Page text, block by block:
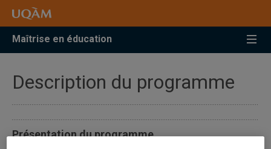
Accéder
recherche
Accéder
menu
pricipal
Accéder
zone
Maîtrise en éducation
Description du programme
Présentation du programme